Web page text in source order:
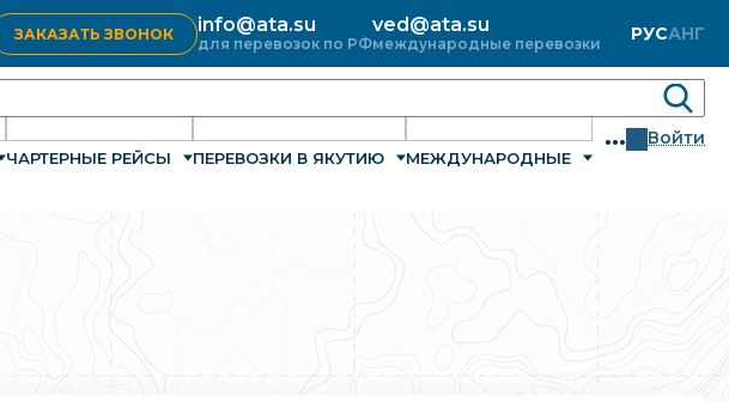
ЗАКАЗАТЬ ЗВОНОК info@ata.su
для перевозок по РФ
ved@ata.su
международные перевозки РУСАНГ
ЧАРТЕРНЫЕ РЕЙСЫ ПЕРЕВОЗКИ В ЯКУТИЮ МЕЖДУНАРОДНЫЕ
... Войти